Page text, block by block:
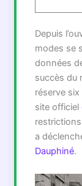
Depuis
modes se
données
succès du
réserve
site officiel
a
Dauphiné.